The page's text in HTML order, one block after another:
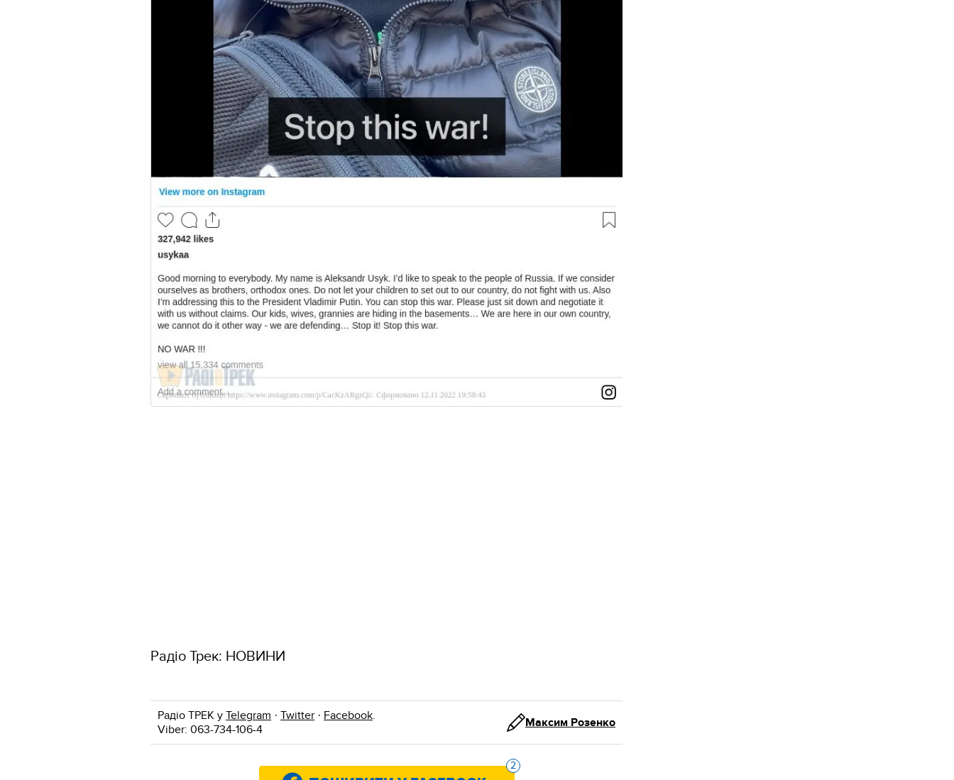
Радіо Трек: НОВИНИ
Радіо ТРЕК у Telegram · Twitter · Facebook.
Viber: 063-734-106-4
Максим Розенко
2